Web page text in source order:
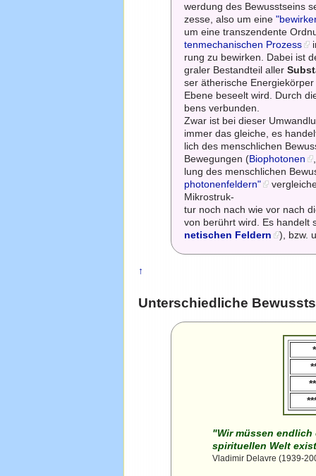
werdung des Bewusstseins
zesse, also um eine
um eine transzendente
tenmechanischen Prozess
rung zu bewirken. Dabei ist
graler Bestandteil aller
ser ätherische
Ebene beseelt wird. Durch
bens verbunden.
Zwar ist bei dieser
immer das gleiche, es
lich des menschlichen
Bewegungen (Biophotonen
lung des menschlichen
photonenfeldern"
Mikrostruk-
tur noch nach wie vor nach
von berührt wird. Es handelt
netischen Feldern
), bzw.
↑
Unterschiedliche
*
"Wir müssen endlich
spirituellen Welt
Vladimir Delavre (1939-